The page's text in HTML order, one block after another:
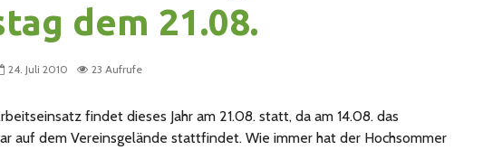
dem 21.08.
24. Juli 2010 23 Aufrufe
findet dieses Jahr am 21.08. statt, da am 14.08. das
auf dem Vereinsgelände stattfindet. Wie immer hat der Hochsommer